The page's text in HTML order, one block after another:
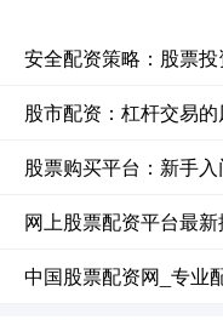
安全配资策略：股票
股市配资：杠杆交易
股票购买平台：新手
网上股票配资平台最
中国股票配资网_专业